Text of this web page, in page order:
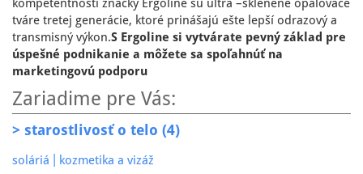
kompetentnosti značky Ergoline sú ultra –sklenené opaľovače
tváre tretej generácie, ktoré prinášajú ešte lepší odrazový a
transmisný výkon.S Ergoline si vytvárate pevný základ pre
úspešné podnikanie a môžete sa spoľahnúť na
marketingovú podporu
Zariadime pre Vás:
> starostlivosť o telo (4)
soláriá kozmetika a vizáž